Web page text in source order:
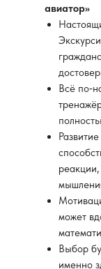
авиатор»
Всё
может
Выбор
именно